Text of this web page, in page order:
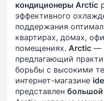
кондиционеры Arctic
эффективного
поддержания
квартирах, домах,
помещениях. Arctic —
предлагающий
борьбы с высокими
интернет-магазине
представлен